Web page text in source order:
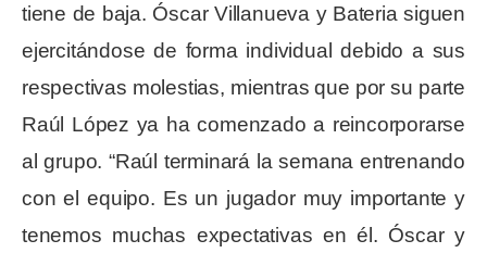
tiene de baja. Óscar Villanueva y Bateria siguen
ejercitándose de forma individual debido a sus
respectivas molestias, mientras que por su parte
Raúl López ya ha comenzado a reincorporarse
al grupo. “Raúl terminará la semana entrenando
con el equipo. Es un jugador muy importante y
tenemos muchas expectativas en él. Óscar y